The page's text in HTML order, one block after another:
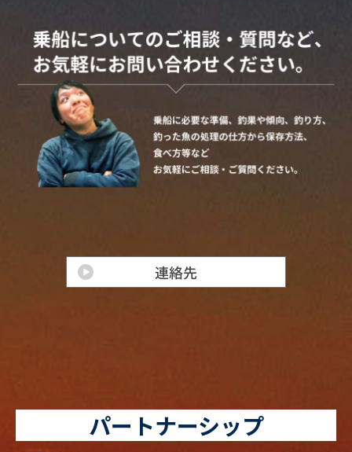
パートナーシップ